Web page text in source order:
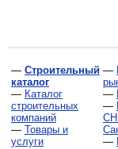
— Строительный
каталог
— Каталог
строительных
компаний
— Товары и
услуги
—
—
—
—